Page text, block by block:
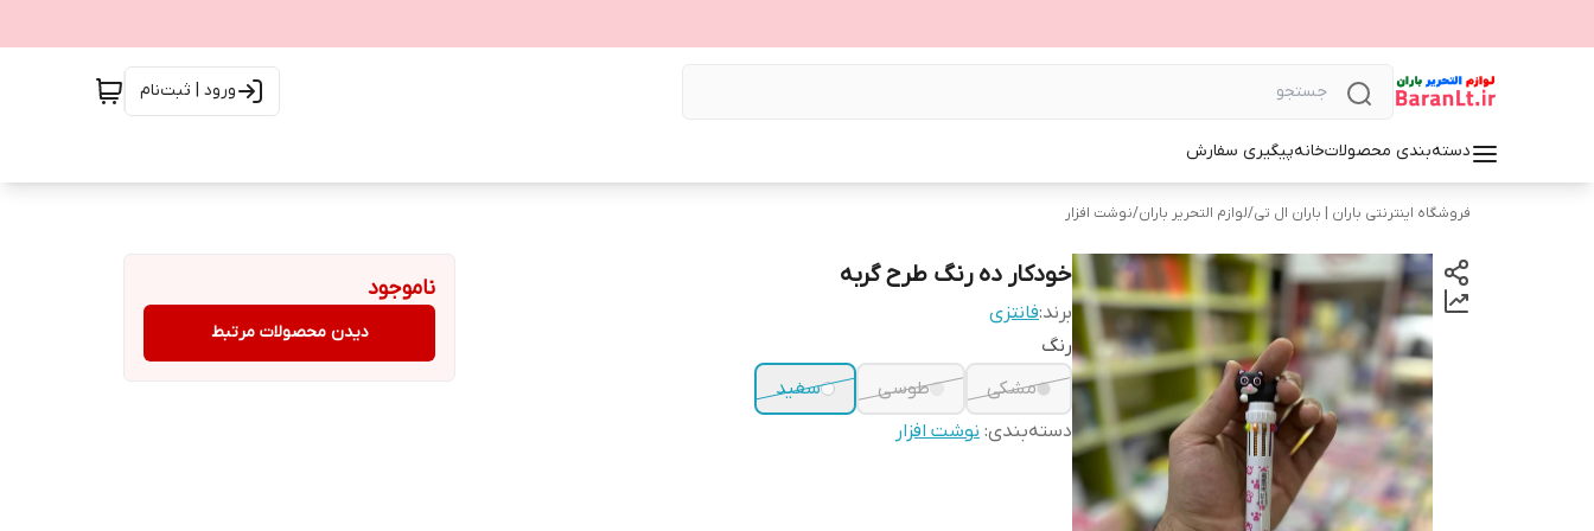
ورود | ثبت‌نام
دسته‌بندی محصولاتخانهپیگیری سفارش
فروشگاه اینترنتی باران | باران ال تی/لوازم التحریر باران/نوشت افزار
خودکار ده رنگ طرح گربه
برند:فانتزی
رنگ
مشکی
طوسی
سفید
دسته‌بندی: نوشت افزار
ناموجود
دیدن محصولات مرتبط